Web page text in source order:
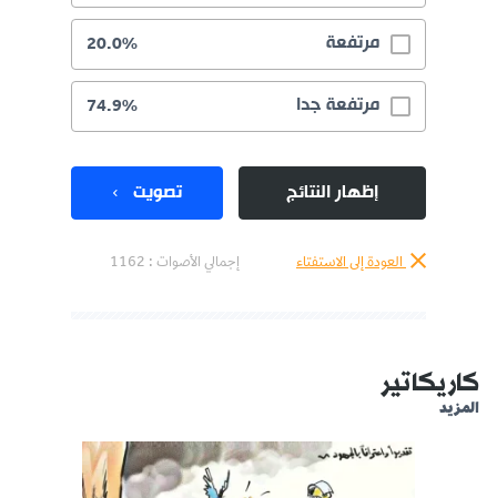
مرتفعة 20.0%
مرتفعة جدا 74.9%
إظهار النتائج تصويت
العودة إلى الاستفتاء إجمالي الأصوات : 1162
كاريكاتير
المزيد